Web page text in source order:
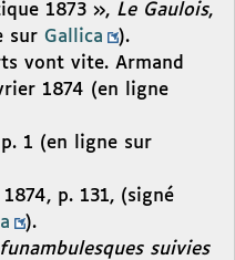
1873 », Le Gaulois,
sur Gallica
).
vont vite. Armand
1874 (en ligne
1 (en ligne sur
p. 131, (signé
).
suivies